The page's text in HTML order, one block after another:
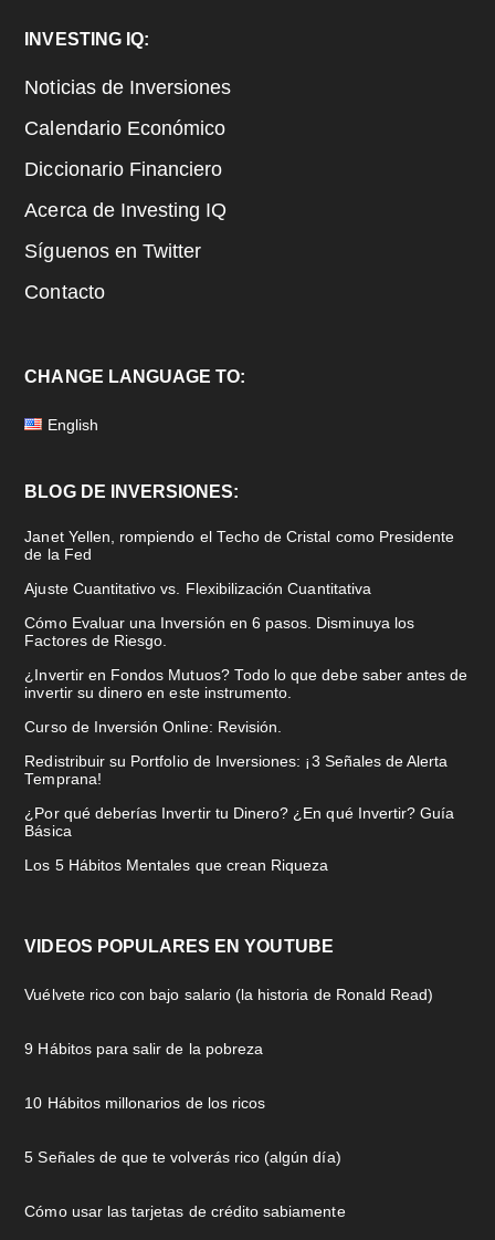
Footer
INVESTING IQ:
Noticias de Inversiones
Calendario Económico
Diccionario Financiero
Acerca de Investing IQ
Síguenos en Twitter
Contacto
CHANGE LANGUAGE TO:
English
BLOG DE INVERSIONES:
Janet Yellen, rompiendo el Techo de Cristal como Presidente
de la Fed
Ajuste Cuantitativo vs. Flexibilización Cuantitativa
Cómo Evaluar una Inversión en 6 pasos. Disminuya los
Factores de Riesgo.
¿Invertir en Fondos Mutuos? Todo lo que debe saber antes de
invertir su dinero en este instrumento.
Curso de Inversión Online: Revisión.
Redistribuir su Portfolio de Inversiones: ¡3 Señales de Alerta
Temprana!
¿Por qué deberías Invertir tu Dinero? ¿En qué Invertir? Guía
Básica
Los 5 Hábitos Mentales que crean Riqueza
VIDEOS POPULARES EN YOUTUBE
Vuélvete rico con bajo salario (la historia de Ronald Read)
9 Hábitos para salir de la pobreza
10 Hábitos millonarios de los ricos
5 Señales de que te volverás rico (algún día)
Cómo usar las tarjetas de crédito sabiamente